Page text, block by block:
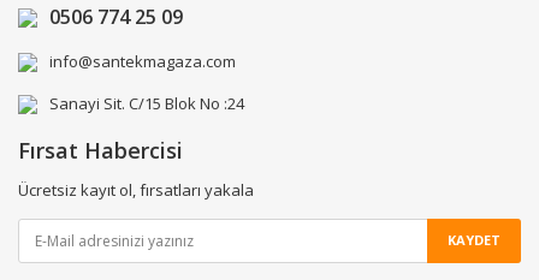
0506 774 25 09
info@santekmagaza.com
Sanayi Sit. C/15 Blok No :24
Fırsat Habercisi
Ücretsiz kayıt ol, fırsatları yakala
KAYDET